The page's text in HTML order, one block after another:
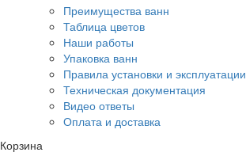
Преимущества ванн
Таблица цветов
Наши работы
Упаковка ванн
Правила установки и эксплуатации
Техническая документация
Видео ответы
Оплата и доставка
Корзина